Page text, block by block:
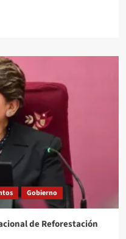
Gobierno
de Reforestación